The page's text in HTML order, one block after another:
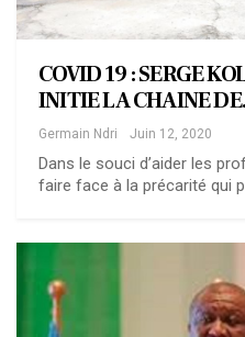
COVID 19 : SERGE
INITIE LA CHAINE
Germain Ndri Juin 12, 2020
Dans le souci d’aider les
faire face à la précarité qui